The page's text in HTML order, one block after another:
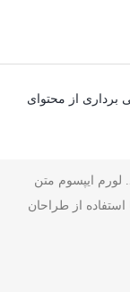
از محتوای
لورم ایپسوم متن
از طراحان